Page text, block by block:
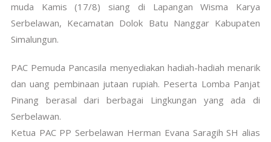
muda Kamis (17/8) siang di Lapangan Wisma Karya
Serbelawan, Kecamatan Dolok Batu Nanggar Kabupaten
Simalungun.
PAC Pemuda Pancasila menyediakan hadiah-hadiah menarik
dan uang pembinaan jutaan rupiah. Peserta Lomba Panjat
Pinang berasal dari berbagai Lingkungan yang ada di
Serbelawan.
Ketua PAC PP Serbelawan Herman Evana Saragih SH alias